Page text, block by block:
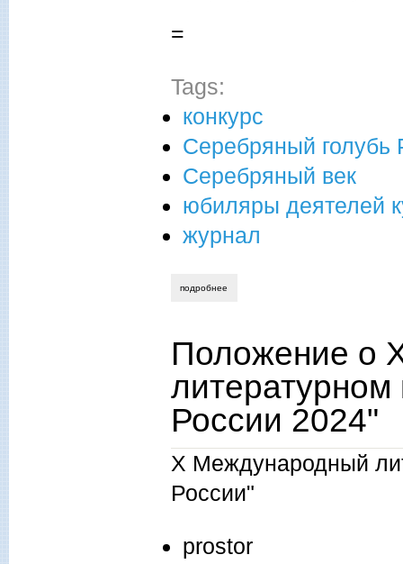
=
Tags:
конкурс
Серебряный голубь
Серебряный век
юбиляры деятелей
журнал
подробнее
Положение о
литературном
России 2024"
X Международный
России"
prostor